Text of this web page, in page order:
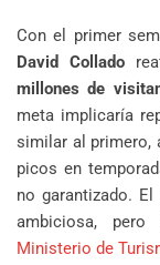
Con el primer
David Collado
millones de
meta implicaría
similar al primero,
picos en
no garantizado.
ambiciosa,
Ministerio de